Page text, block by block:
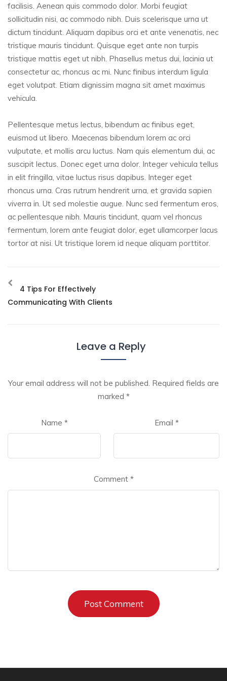
facilisis. Aenean quis commodo dolor. Morbi feugiat
sollicitudin nisi, ac commodo nibh. Duis scelerisque urna ut
dictum tincidunt. Aliquam dapibus orci et ante venenatis, nec
tristique mauris tincidunt. Quisque eget ante non turpis
tristique mattis eget ut nibh. Phasellus metus dui, lacinia ut
consectetur ac, rhoncus ac mi. Nunc finibus interdum ligula
eget volutpat. Etiam dignissim magna sit amet maximus
vehicula.
Pellentesque metus lectus, bibendum ac finibus eget,
euismod ut libero. Maecenas bibendum lorem ac orci
vulputate, et mollis arcu luctus. Nam quis elementum dui, ac
suscipit lectus. Donec eget urna dolor. Integer vehicula tellus
in elit fringilla, vitae luctus risus dapibus. Integer eget
rhoncus urna. Cras rutrum hendrerit urna, et gravida sapien
viverra in. Ut sed molestie augue. Nunc sed fermentum eros,
ac pellentesque nibh. Mauris tincidunt, quam vel rhoncus
fermentum, lorem ante feugiat dolor, eget ullamcorper lacus
tortor at nisi. Ut tristique lorem id neque aliquam porttitor.
4 Tips For Effectively
Communicating With Clients
Leave a Reply
Your email address will not be published. Required fields are
marked *
Name * Email *
Comment *